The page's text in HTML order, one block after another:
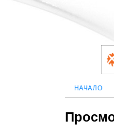
НАЧАЛО